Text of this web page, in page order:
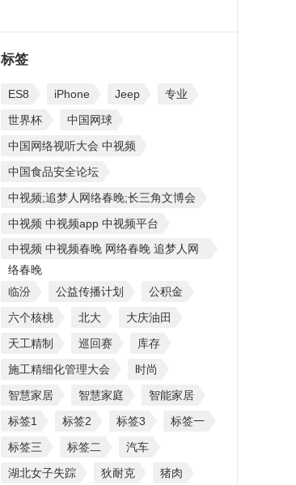
标签
ES8 iPhone Jeep
专业
世界杯
中国网球
中国网络视听大会 中视频
中国食品安全论坛
中视频;追梦人网络春晚;长三角文博会
中视频 中视频app 中视频平台
中视频 中视频春晚 网络春晚 追梦人网
络春晚
临汾
公益传播计划
公积金
六个核桃
北大
大庆油田
天工精制
巡回赛
库存
施工精细化管理大会
时尚
智慧家居
智慧家庭
智能家居
标签1
标签2 标签3
标签一
标签三
标签二
汽车
湖北女子失踪
狄耐克 猪肉